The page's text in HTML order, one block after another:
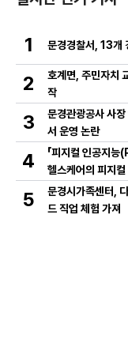
1 문경경찰서, 13개
2
호계면, 주민자치
작
3
문경관광공사 사
서 운영 논란
4
「피지컬 인공지
헬스케어의 피지
5
문경시가족센터,
드 직업 체험 가져